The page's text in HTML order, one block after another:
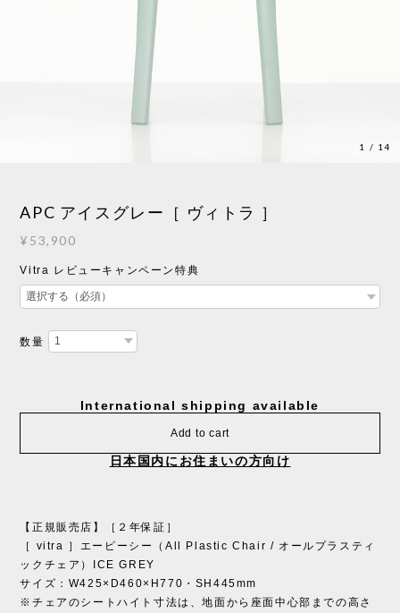
1 / 14
APC アイスグレー［ ヴィトラ ］
¥53,900
Vitra レビューキャンペーン特典
数量
International shipping available
Add to cart
日本国内にお住まいの方向け
【正規販売店】［２年保証］
［ vitra ］エーピーシー（All Plastic Chair / オールプラスティ
ックチェア）ICE GREY
サイズ：W425×D460×H770・SH445mm
※チェアのシートハイト寸法は、地面から座面中心部までの高さ